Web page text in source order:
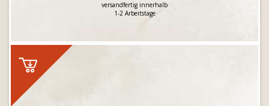
versandfertig innerhalb
1-2 Arbeitstage